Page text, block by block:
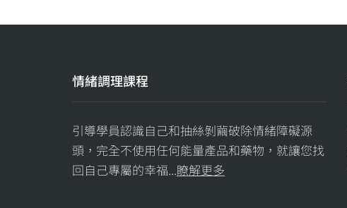
情緒調理課程
引導學員認識自己和抽絲剝繭破除情緒障礙源
頭，完全不使用任何能量產品和藥物，就讓您找
回自己專屬的幸福...瞭解更多